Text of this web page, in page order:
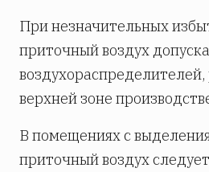
При незначительных
приточный воздух
верхней зоне
В помещениях с
приточный воздух